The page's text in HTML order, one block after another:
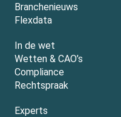
Branchenieuws
Flexdata
In de wet
Wetten & CAO’s
Compliance
Rechtspraak
Experts